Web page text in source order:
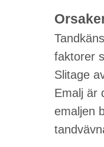
faktorer
Slitage
Emalj är
emaljen